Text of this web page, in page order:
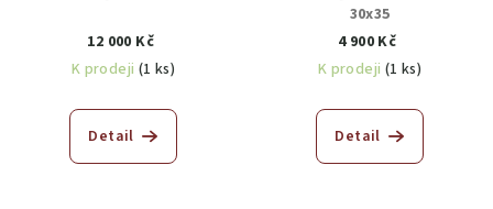
12 000 Kč
K prodeji (1 ks)
Detail
30x35
4 900 Kč
K prodeji (1 ks)
Detail